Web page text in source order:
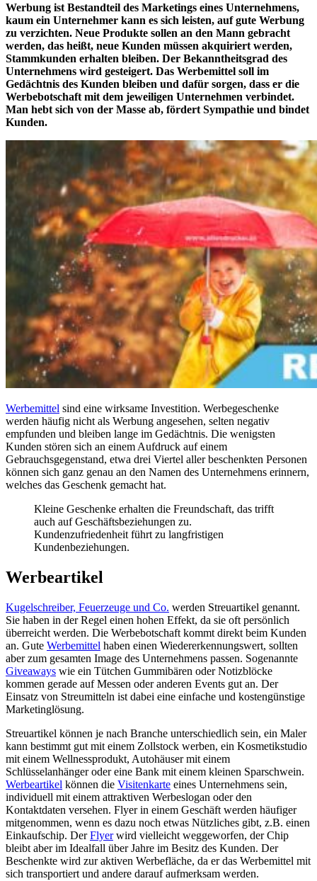
Werbung ist Bestandteil des Marketings eines Unternehmens,
kaum ein Unternehmer kann es sich leisten, auf gute Werbung
zu verzichten. Neue Produkte sollen an den Mann gebracht
werden, das heißt, neue Kunden müssen akquiriert werden,
Stammkunden erhalten bleiben. Der Bekanntheitsgrad des
Unternehmens wird gesteigert. Das Werbemittel soll im
Gedächtnis des Kunden bleiben und dafür sorgen, dass er die
Werbebotschaft mit dem jeweiligen Unternehmen verbindet.
Man hebt sich von der Masse ab, fördert Sympathie und bindet
Kunden.
Werbemittel sind eine wirksame Investition. Werbegeschenke
werden häufig nicht als Werbung angesehen, selten negativ
empfunden und bleiben lange im Gedächtnis. Die wenigsten
Kunden stören sich an einem Aufdruck auf einem
Gebrauchsgegenstand, etwa drei Viertel aller beschenkten Personen
können sich ganz genau an den Namen des Unternehmens erinnern,
welches das Geschenk gemacht hat.
Kleine Geschenke erhalten die Freundschaft, das trifft
auch auf Geschäftsbeziehungen zu.
Kundenzufriedenheit führt zu langfristigen
Kundenbeziehungen.
Werbeartikel
Kugelschreiber, Feuerzeuge und Co. werden Streuartikel genannt.
Sie haben in der Regel einen hohen Effekt, da sie oft persönlich
überreicht werden. Die Werbebotschaft kommt direkt beim Kunden
an. Gute Werbemittel haben einen Wiedererkennungswert, sollten
aber zum gesamten Image des Unternehmens passen. Sogenannte
Giveaways wie ein Tütchen Gummibären oder Notizblöcke
kommen gerade auf Messen oder anderen Events gut an. Der
Einsatz von Streumitteln ist dabei eine einfache und kostengünstige
Marketinglösung.
Streuartikel können je nach Branche unterschiedlich sein, ein Maler
kann bestimmt gut mit einem Zollstock werben, ein Kosmetikstudio
mit einem Wellnessprodukt, Autohäuser mit einem
Schlüsselanhänger oder eine Bank mit einem kleinen Sparschwein.
Werbeartikel können die Visitenkarte eines Unternehmens sein,
individuell mit einem attraktiven Werbeslogan oder den
Kontaktdaten versehen. Flyer in einem Geschäft werden häufiger
mitgenommen, wenn es dazu noch etwas Nützliches gibt, z.B. einen
Einkaufschip. DerFlyerwird vielleicht weggeworfen, der Chip
bleibt aber im Idealfall über Jahre im Besitz des Kunden. Der
Beschenkte wird zur aktiven Werbefläche, da er das Werbemittel mit
sich transportiert und andere darauf aufmerksam werden.